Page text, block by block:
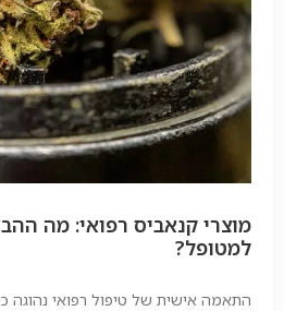
מוצרי קנאביס רפואי: מה
למטופל?
התאמה אישית של טיפול רפואי נהוגה